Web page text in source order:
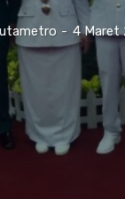
- 4 Maret